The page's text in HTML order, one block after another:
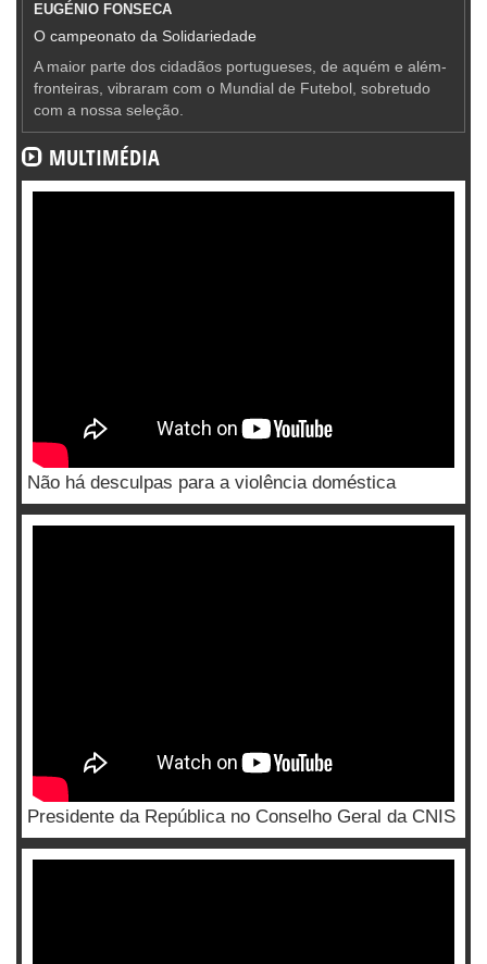
EUGÉNIO FONSECA
O campeonato da Solidariedade
A maior parte dos cidadãos portugueses, de aquém e além-
fronteiras, vibraram com o Mundial de Futebol, sobretudo
com a nossa seleção.
MULTIMÉDIA
Não há desculpas para a violência doméstica
Presidente da República no Conselho Geral da CNIS